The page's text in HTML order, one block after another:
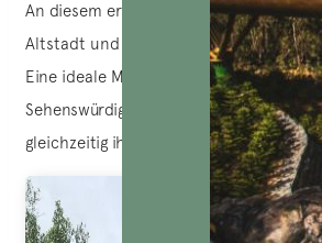
An diesem ersten Tag in Hanoi
Altstadt und ihre Umgebung mit dem
Eine ideale Möglichkeit, die
Sehenswürdigkeiten der Stadt zu
gleichzeitig ihre einzigartige